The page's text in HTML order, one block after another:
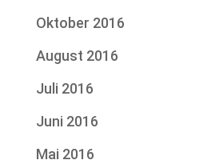
Oktober 2016
August 2016
Juli 2016
Juni 2016
Mai 2016